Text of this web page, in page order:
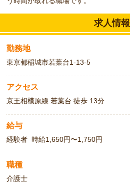
求人情報
勤務地
東京都稲城市若葉台1-13-5
アクセス
京王相模原線 若葉台 徒歩 13分
給与
経験者 時給1,650円〜1,750円
職種
介護士